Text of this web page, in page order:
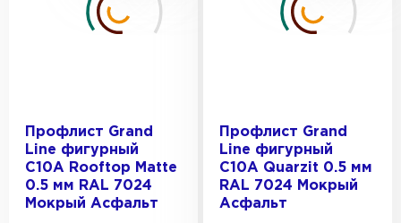
Профлист Grand
Line фигурный
C10A Rooftop Matte
0.5 мм RAL 7024
Мокрый Асфальт
Профлист Grand
Line фигурный
C10A Quarzit 0.5 мм
RAL 7024 Мокрый
Асфальт